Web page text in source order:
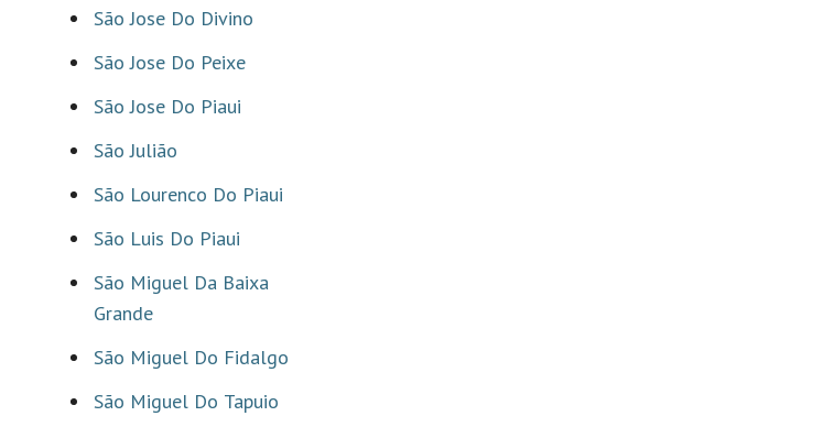
São Jose Do Divino
São Jose Do Peixe
São Jose Do Piaui
São Julião
São Lourenco Do Piaui
São Luis Do Piaui
São Miguel Da Baixa
Grande
São Miguel Do Fidalgo
São Miguel Do Tapuio